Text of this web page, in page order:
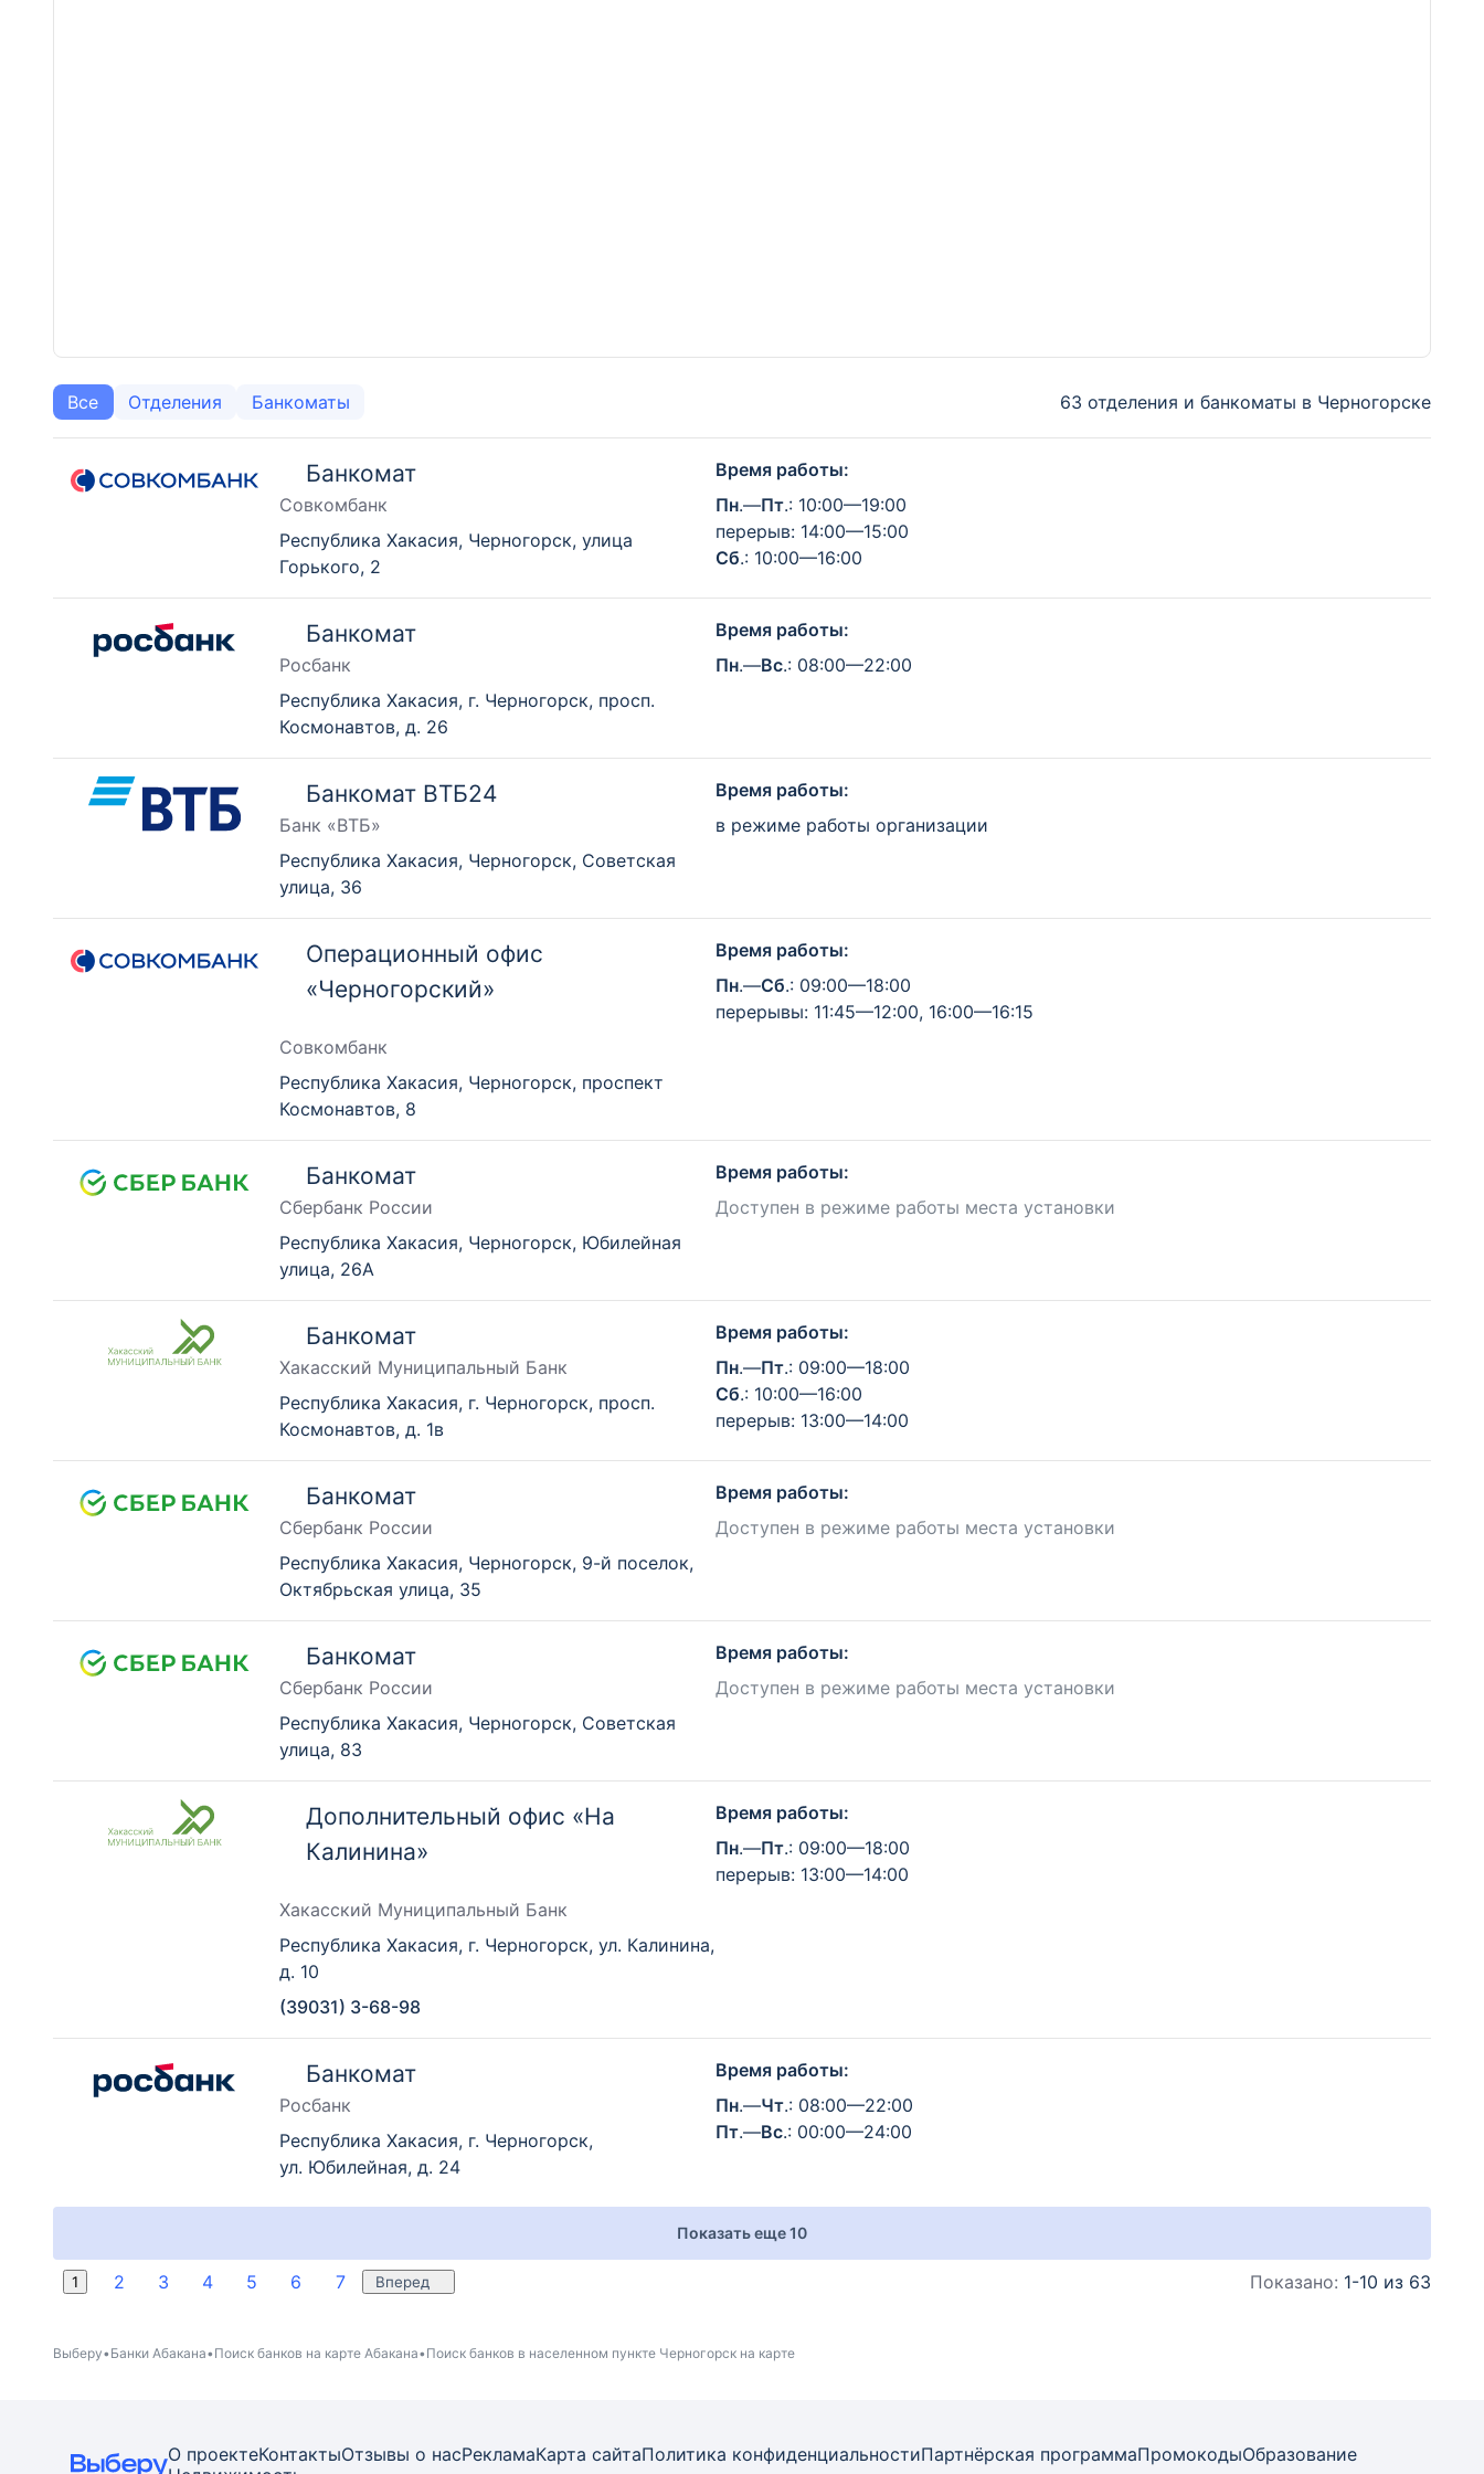
Все Отделения Банкоматы 63 отделения и банкоматы в Черногорске
Банкомат
Совкомбанк
Республика Хакасия, Черногорск, улица
Горького, 2
Время работы:
Пн.—Пт.: 10:00—19:00
перерыв: 14:00—15:00
Сб.: 10:00—16:00
Банкомат
Росбанк
Республика Хакасия, г. Черногорск, просп.
Космонавтов, д. 26
Время работы:
Пн.—Вс.: 08:00—22:00
Банкомат ВТБ24
Банк «ВТБ»
Республика Хакасия, Черногорск, Советская
улица, 36
Время работы:
в режиме работы организации
Операционный офис
«Черногорский»
Совкомбанк
Республика Хакасия, Черногорск, проспект
Космонавтов, 8
Время работы:
Пн.—Сб.: 09:00—18:00
перерывы: 11:45—12:00, 16:00—16:15
Банкомат
Сбербанк России
Республика Хакасия, Черногорск, Юбилейная
улица, 26А
Время работы:
Доступен в режиме работы места установки
Банкомат
Хакасский Муниципальный Банк
Республика Хакасия, г. Черногорск, просп.
Космонавтов, д. 1в
Время работы:
Пн.—Пт.: 09:00—18:00
Сб.: 10:00—16:00
перерыв: 13:00—14:00
Банкомат
Сбербанк России
Республика Хакасия, Черногорск, 9-й поселок,
Октябрьская улица, 35
Время работы:
Доступен в режиме работы места установки
Банкомат
Сбербанк России
Республика Хакасия, Черногорск, Советская
улица, 83
Время работы:
Доступен в режиме работы места установки
Дополнительный офис «На
Калинина»
Хакасский Муниципальный Банк
Республика Хакасия, г. Черногорск, ул. Калинина,
д. 10
(39031) 3-68-98
Время работы:
Пн.—Пт.: 09:00—18:00
перерыв: 13:00—14:00
Банкомат
Росбанк
Республика Хакасия, г. Черногорск,
ул. Юбилейная, д. 24
Время работы:
Пн.—Чт.: 08:00—22:00
Пт.—Вс.: 00:00—24:00
Показать еще 10
1 2 3 4 5 6 7 Вперед Показано: 1-10 из 63
Выберу Банки Абакана Поиск банков на карте Абакана Поиск банков в населенном пункте Черногорск на карте
О проектеКонтактыОтзывы о насРекламаКарта сайтаПолитика конфиденциальностиПартнёрская программаПромокодыОбразование